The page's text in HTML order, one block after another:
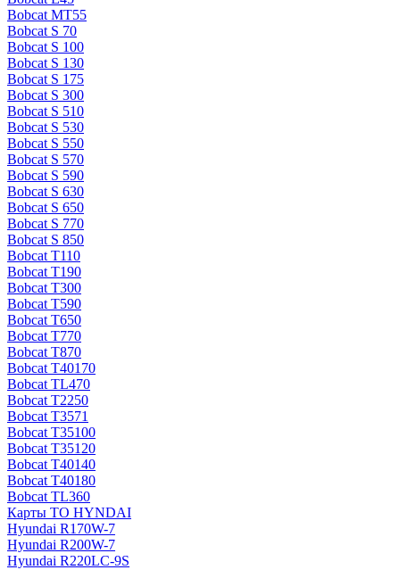
Bobcat MT55
Bobcat S 70
Bobcat S 100
Bobcat S 130
Bobcat S 175
Bobcat S 300
Bobcat S 510
Bobcat S 530
Bobcat S 550
Bobcat S 570
Bobcat S 590
Bobcat S 630
Bobcat S 650
Bobcat S 770
Bobcat S 850
Bobcat T110
Bobcat T190
Bobcat T300
Bobcat T590
Bobcat T650
Bobcat T770
Bobcat T870
Bobcat T40170
Bobcat TL470
Bobcat Т2250
Bobcat Т3571
Bobcat Т35100
Bobcat Т35120
Bobcat Т40140
Bobcat Т40180
Bobcat ТL360
Карты ТО HYNDAI
Hyundai R170W-7
Hyundai R200W-7
Hyundai R220LC-9S